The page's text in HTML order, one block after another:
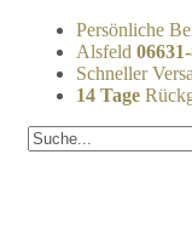
Persönliche
Alsfeld
Schneller
14 Tage